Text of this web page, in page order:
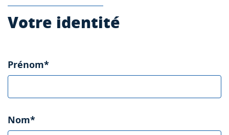
Votre identité
Prénom*
Nom*